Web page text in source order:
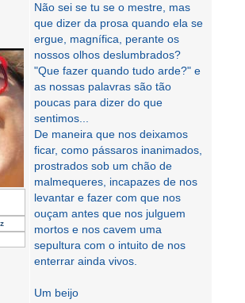
Não sei se tu se o mestre, mas
que dizer da prosa quando ela se
ergue, magnífica, perante os
nossos olhos deslumbrados?
"Que fazer quando tudo arde?" e
as nossas palavras são tão
poucas para dizer do que
sentimos...
De maneira que nos deixamos
ficar, como pássaros inanimados,
prostrados sob um chão de
malmequeres, incapazes de nos
levantar e fazer com que nos
ouçam antes que nos julguem
mortos e nos cavem uma
sepultura com o intuito de nos
enterrar ainda vivos.
Um beijo